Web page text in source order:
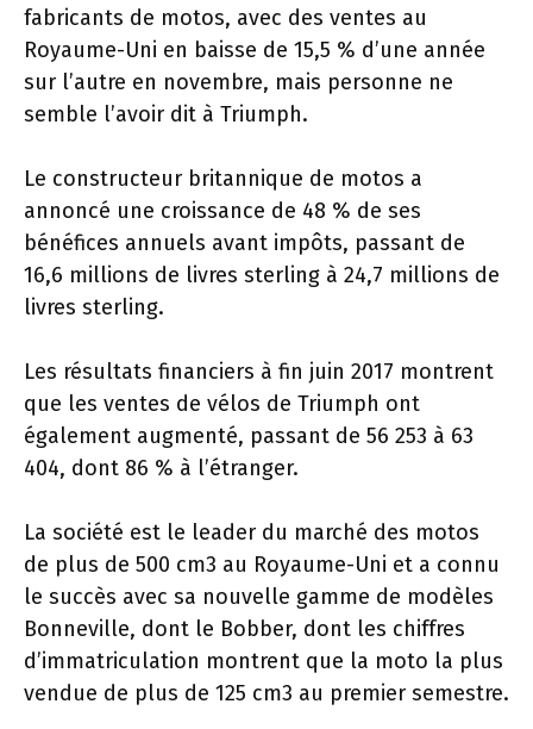
fabricants de motos, avec des ventes au
Royaume-Uni en baisse de 15,5 % d’une année
sur l’autre en novembre, mais personne ne
semble l’avoir dit à Triumph.
Le constructeur britannique de motos a
annoncé une croissance de 48 % de ses
bénéfices annuels avant impôts, passant de
16,6 millions de livres sterling à 24,7 millions de
livres sterling.
Les résultats financiers à fin juin 2017 montrent
que les ventes de vélos de Triumph ont
également augmenté, passant de 56 253 à 63
404, dont 86 % à l’étranger.
La société est le leader du marché des motos
de plus de 500 cm3 au Royaume-Uni et a connu
le succès avec sa nouvelle gamme de modèles
Bonneville, dont le Bobber, dont les chiffres
d’immatriculation montrent que la moto la plus
vendue de plus de 125 cm3 au premier semestre.